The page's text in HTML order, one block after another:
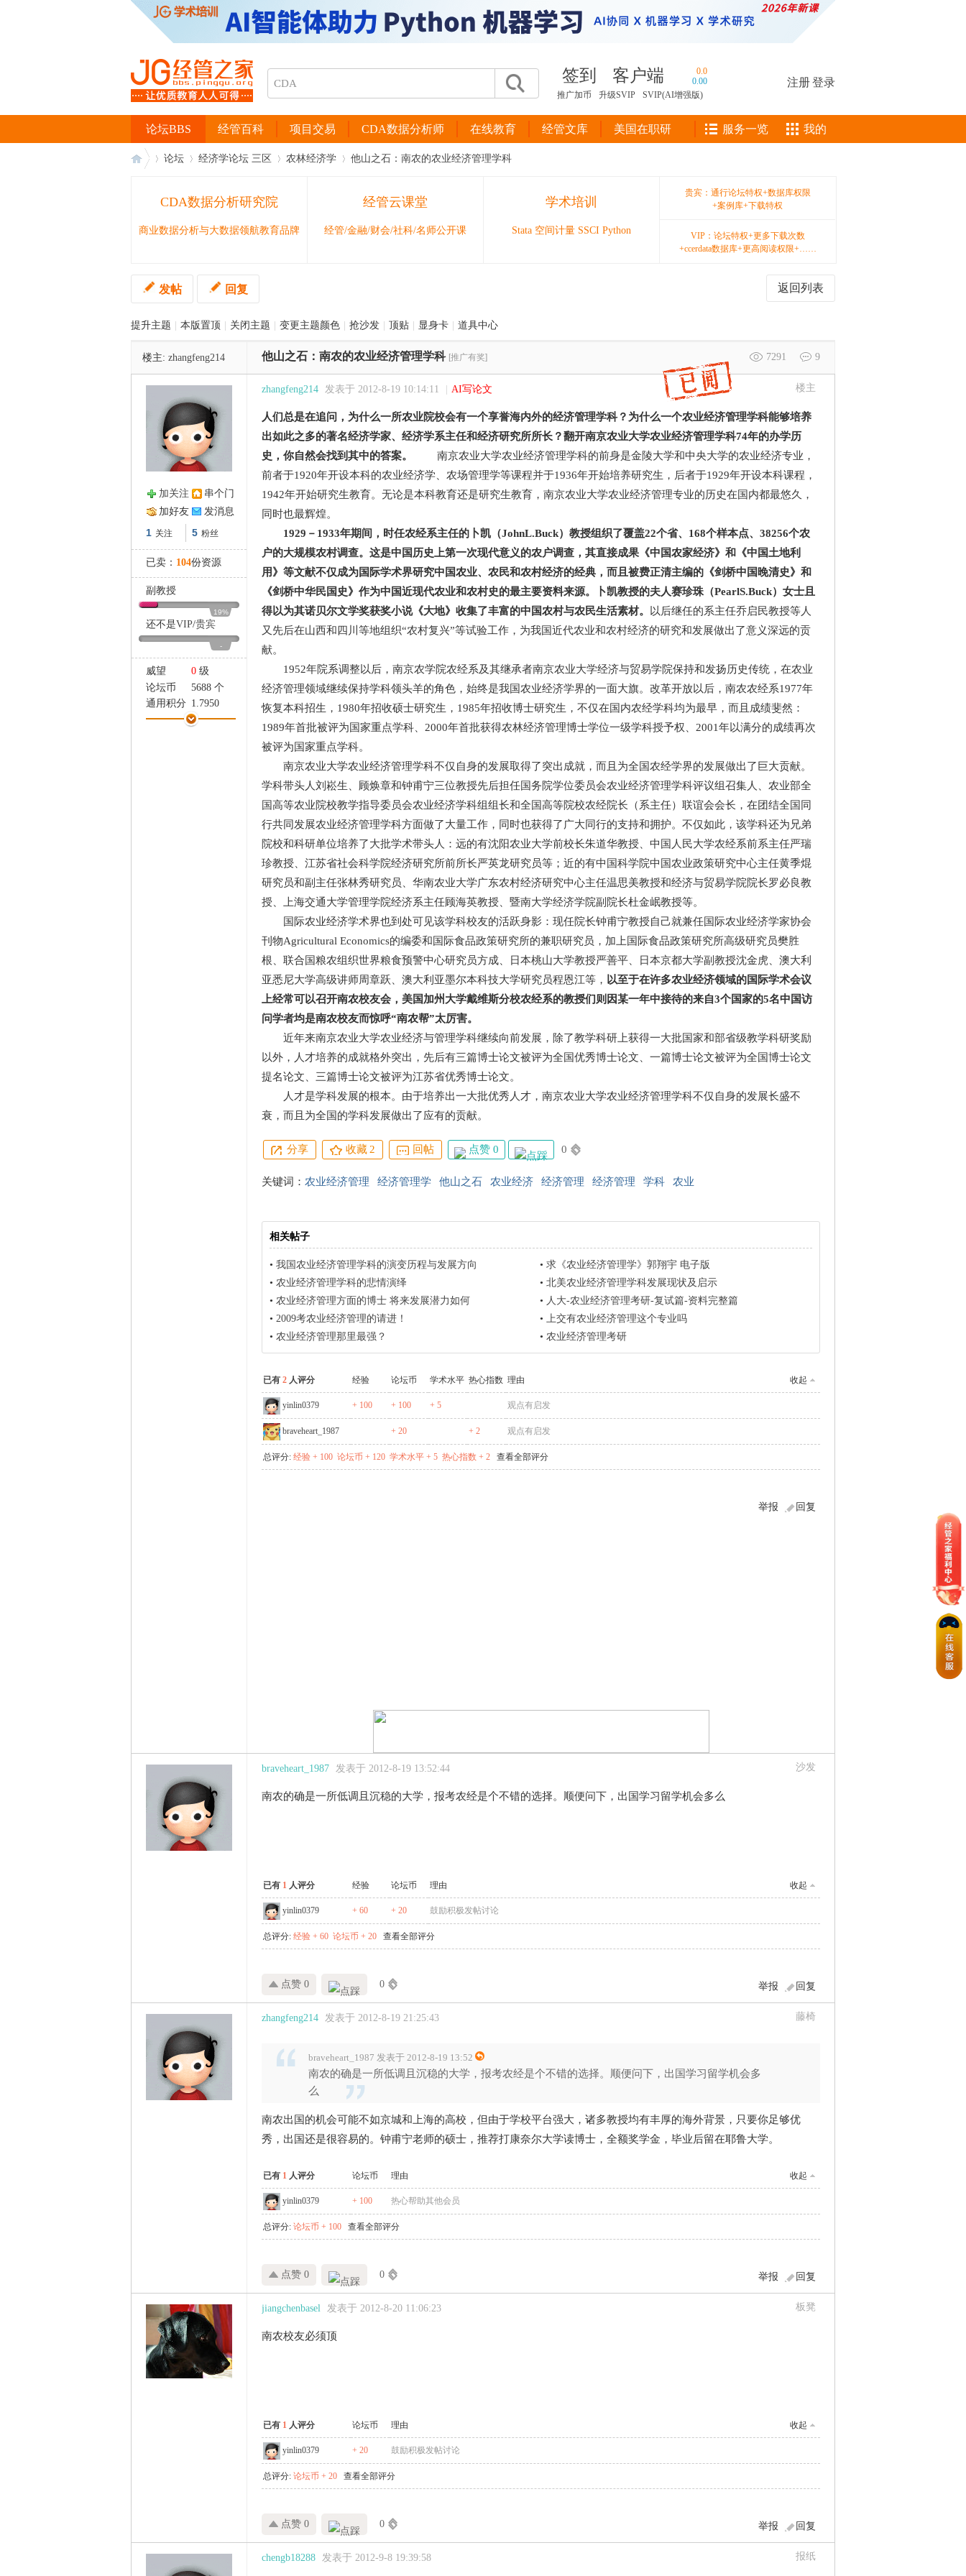
签到 客户端
0.0
0.00
推广加币
升级SVIP SVIP(AI增强版)
注册登录
经管百科 项目交易 CDA数据分析师 在线教育 经管文库 美国在职研
论坛BBS 服务一览 我的
论坛 经济学论坛 三区 农林经济学 他山之石：南农的农业经济管理学科
CDA数据分析研究院
商业数据分析与大数据领航教育品牌
经管云课堂
经管/金融/财会/社科/名师公开课
学术培训
Stata 空间计量 SSCI Python
贵宾：通行论坛特权+数据库权限
+案例库+下载特权
VIP：论坛特权+更多下载次数
+ccerdata数据库+更高阅读权限+……
返回列表
发帖 回复
提升主题 本版置顶 关闭主题 变更主题颜色 抢沙发 顶贴 显身卡 道具中心
楼主: zhangfeng214 7291 9
他山之石：南农的农业经济管理学科 [推广有奖]
加关注
串个门
加好友
发消息
1 关注 5 粉丝
已卖： 104份资源
副教授
19%
还不是VIP/贵宾
-
威望 0 级
论坛币
5688 个
通用积分 1.7950
学术水平
35 点
楼主
zhangfeng214 发表于 2012-8-19 10:14:11 AI写论文
人们总是在追问，为什么一所农业院校会有一个享誉海内外的经济管理学科？为什么一个农业经济管理学科能够培养
出如此之多的著名经济学家、经济学系主任和经济研究所所长？翻开南京农业大学农业经济管理学科74年的办学历
史，你自然会找到其中的答案。
南京农业大学农业经济管理学科的前身是金陵大学和中央大学的农业经济专业，
前者于1920年开设本科的农业经济学、农场管理学等课程并于1936年开始培养研究生，后者于1929年开设本科课程，
1942年开始研究生教育。无论是本科教育还是研究生教育，南京农业大学农业经济管理专业的历史在国内都最悠久，
同时也最辉煌。
1929－1933年期间，时任农经系主任的卜凯（JohnL.Buck）教授组织了覆盖22个省、168个样本点、38256个农
户的大规模农村调查。这是中国历史上第一次现代意义的农户调查，其直接成果《中国农家经济》和《中国土地利
用》等文献不仅成为国际学术界研究中国农业、农民和农村经济的经典，而且被费正清主编的《剑桥中国晚清史》和
《剑桥中华民国史》作为中国近现代农业和农村史的最主要资料来源。卜凯教授的夫人赛珍珠（PearlS.Buck）女士且
得以为其诺贝尔文学奖获奖小说《大地》收集了丰富的中国农村与农民生活素材。
以后继任的系主任乔启民教授等人
又先后在山西和四川等地组织“农村复兴”等试验工作，为我国近代农业和农村经济的研究和发展做出了意义深远的贡
献。
1952年院系调整以后，南京农学院农经系及其继承者南京农业大学经济与贸易学院保持和发扬历史传统，在农业
经济管理领域继续保持学科领头羊的角色，始终是我国农业经济学界的一面大旗。改革开放以后，南农农经系1977年
恢复本科招生，1980年招收硕士研究生，1985年招收博士研究生，不仅在国内农经学科均为最早，而且成绩斐然：
1989年首批被评为国家重点学科、2000年首批获得农林经济管理博士学位一级学科授予权、2001年以满分的成绩再次
被评为国家重点学科。
南京农业大学农业经济管理学科不仅自身的发展取得了突出成就，而且为全国农经学界的发展做出了巨大贡献。
学科带头人刘崧生、顾焕章和钟甫宁三位教授先后担任国务院学位委员会农业经济管理学科评议组召集人、农业部全
国高等农业院校教学指导委员会农业经济学科组组长和全国高等院校农经院长（系主任）联谊会会长，在团结全国同
行共同发展农业经济管理学科方面做了大量工作，同时也获得了广大同行的支持和拥护。不仅如此，该学科还为兄弟
院校和科研单位培养了大批学术带头人：远的有沈阳农业大学前校长朱道华教授、中国人民大学农经系前系主任严瑞
珍教授、江苏省社会科学院经济研究所前所长严英龙研究员等；近的有中国科学院中国农业政策研究中心主任黄季焜
研究员和副主任张林秀研究员、华南农业大学广东农村经济研究中心主任温思美教授和经济与贸易学院院长罗必良教
授、上海交通大学管理学院经济系主任顾海英教授、暨南大学经济学院副院长杜金岷教授等。
国际农业经济学术界也到处可见该学科校友的活跃身影：现任院长钟甫宁教授自己就兼任国际农业经济学家协会
刊物Agricultural Economics的编委和国际食品政策研究所的兼职研究员，加上国际食品政策研究所高级研究员樊胜
根、联合国粮农组织世界粮食预警中心研究员方成、日本桃山大学教授严善平、日本京都大学副教授沈金虎、澳大利
亚悉尼大学高级讲师周章跃、澳大利亚墨尔本科技大学研究员程恩江等， 以至于在许多农业经济领域的国际学术会议
上经常可以召开南农校友会，美国加州大学戴维斯分校农经系的教授们则因某一年中接待的来自3个国家的5名中国访
问学者均是南农校友而惊呼“南农帮”太厉害。
近年来南京农业大学农业经济与管理学科继续向前发展，除了教学科研上获得一大批国家和部省级教学科研奖励
以外，人才培养的成就格外突出，先后有三篇博士论文被评为全国优秀博士论文、一篇博士论文被评为全国博士论文
提名论文、三篇博士论文被评为江苏省优秀博士论文。
人才是学科发展的根本。由于培养出一大批优秀人才，南京农业大学农业经济管理学科不仅自身的发展长盛不
衰，而且为全国的学科发展做出了应有的贡献。
分享 收藏2 回帖 点赞 0 0
关键词： 农业经济管理 经济管理学 他山之石 农业经济 经济管理 经济管理 学科 农业
相关帖子
• 我国农业经济管理学科的演变历程与发展方向 • 求《农业经济管理学》郭翔宇 电子版
• 农业经济管理学科的悲情演绎 • 北美农业经济管理学科发展现状及启示
• 农业经济管理方面的博士 将来发展潜力如何 • 人大-农业经济管理考研-复试篇-资料完整篇
• 2009考农业经济管理的请进！ • 上交有农业经济管理这个专业吗
• 农业经济管理那里最强？ • 农业经济管理考研
已有 2 人评分 经验 论坛币 学术水平 热心指数 收起
理由
yinlin0379 + 100 + 100 + 5 观点有启发
braveheart_1987 + 20 + 2 观点有启发
总评分: 经验 + 100 论坛币 + 120 学术水平 + 5 热心指数 + 2 查看全部评分
回复
举报
沙发
braveheart_1987 发表于 2012-8-19 13:52:44
南农的确是一所低调且沉稳的大学，报考农经是个不错的选择。顺便问下，出国学习留学机会多么
已有 1 人评分 经验 论坛币 收起
理由
yinlin0379 + 60 + 20 鼓励积极发帖讨论
总评分: 经验 + 60 论坛币 + 20 查看全部评分
回复
举报
点赞 0 0
藤椅
zhangfeng214 发表于 2012-8-19 21:25:43
braveheart_1987 发表于 2012-8-19 13:52
南农的确是一所低调且沉稳的大学，报考农经是个不错的选择。顺便问下，出国学习留学机会多
么
南农出国的机会可能不如京城和上海的高校，但由于学校平台强大，诸多教授均有丰厚的海外背景，只要你足够优
秀，出国还是很容易的。钟甫宁老师的硕士，推荐打康奈尔大学读博士，全额奖学金，毕业后留在耶鲁大学。
已有 1 人评分 论坛币 收起
理由
yinlin0379 + 100 热心帮助其他会员
总评分: 论坛币 + 100 查看全部评分
回复
举报
点赞 0 0
板凳
jiangchenbasel 发表于 2012-8-20 11:06:23
南农校友必须顶
已有 1 人评分 论坛币 收起
理由
yinlin0379 + 20 鼓励积极发帖讨论
总评分: 论坛币 + 20 查看全部评分
回复
举报
点赞 0 0
报纸
chengb18288 发表于 2012-9-8 19:39:58